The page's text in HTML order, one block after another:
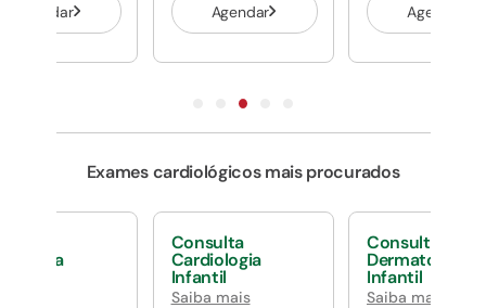
Agendar Agendar Agendar
Exames cardiológicos mais procurados
Consulta
Cardiologia
Infantil
Saiba mais
Consulta
Dermatologia
Infantil
Saiba mais